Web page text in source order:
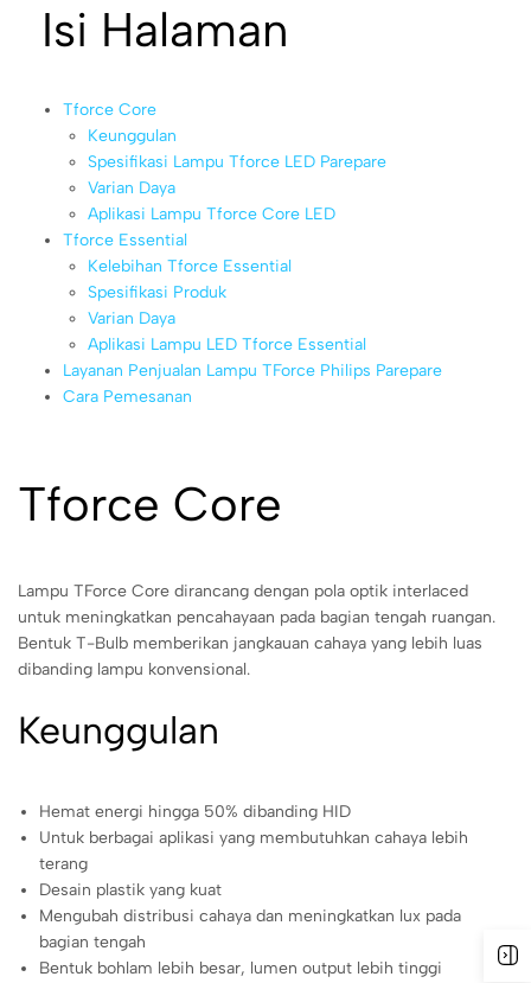
Isi Halaman
Tforce Core
Keunggulan
Spesifikasi Lampu Tforce LED Parepare
Varian Daya
Aplikasi Lampu Tforce Core LED
Tforce Essential
Kelebihan Tforce Essential
Spesifikasi Produk
Varian Daya
Aplikasi Lampu LED Tforce Essential
Layanan Penjualan Lampu TForce Philips Parepare
Cara Pemesanan
Tforce Core
Lampu TForce Core dirancang dengan pola optik interlaced
untuk meningkatkan pencahayaan pada bagian tengah ruangan.
Bentuk T-Bulb memberikan jangkauan cahaya yang lebih luas
dibanding lampu konvensional.
Keunggulan
Hemat energi hingga 50% dibanding HID
Untuk berbagai aplikasi yang membutuhkan cahaya lebih
terang
Desain plastik yang kuat
Mengubah distribusi cahaya dan meningkatkan lux pada
bagian tengah
Bentuk bohlam lebih besar, lumen output lebih tinggi